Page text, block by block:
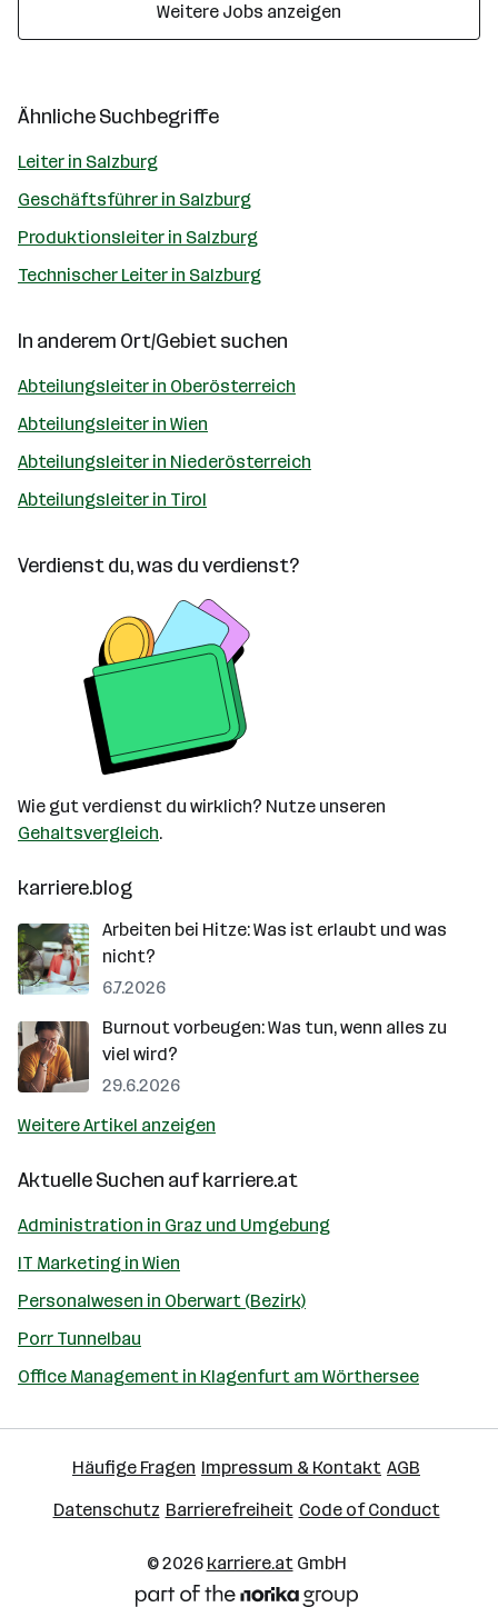
Weitere Jobs anzeigen
Ähnliche Suchbegriffe
Leiter in Salzburg
Geschäftsführer in Salzburg
Produktionsleiter in Salzburg
Technischer Leiter in Salzburg
In anderem Ort/Gebiet suchen
Abteilungsleiter in Oberösterreich
Abteilungsleiter in Wien
Abteilungsleiter in Niederösterreich
Abteilungsleiter in Tirol
Verdienst du, was du verdienst?
Wie gut verdienst du wirklich? Nutze unseren
Gehaltsvergleich.
karriere.blog
Arbeiten bei Hitze: Was ist erlaubt und was
nicht?
6.7.2026
Burnout vorbeugen: Was tun, wenn alles zu
viel wird?
29.6.2026
Weitere Artikel anzeigen
Aktuelle Suchen aufkarriere.at
Administration in Graz und Umgebung
IT Marketing in Wien
Personalwesen in Oberwart (Bezirk)
Porr Tunnelbau
Office Management in Klagenfurt am Wörthersee
Häufige Fragen Impressum & Kontakt AGB
Datenschutz Barrierefreiheit Code of Conduct
© 2026 karriere.atGmbH